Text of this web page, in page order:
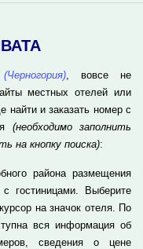
, вовсе не
местных отелей или
найти и заказать номер с
(необходимо заполнить
на кнопку поиска):
района размещения
гостиницами. Выберите
на значок отеля. По
вся информация об
сведения о цене